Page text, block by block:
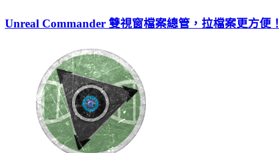
Unreal Commander 雙視窗檔案總管，拉檔案更方便！